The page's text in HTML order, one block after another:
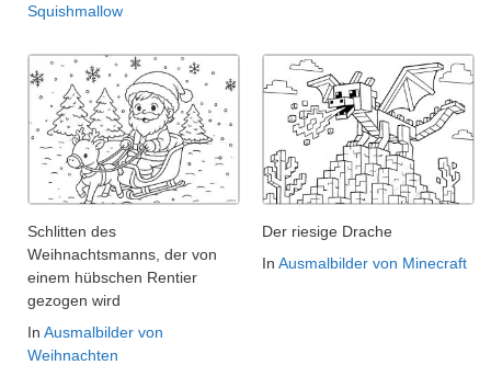
Squishmallow
Schlitten des
Weihnachtsmanns, der von
einem hübschen Rentier
gezogen wird
In Ausmalbilder von
Weihnachten
Der riesige Drache
In Ausmalbilder von Minecraft